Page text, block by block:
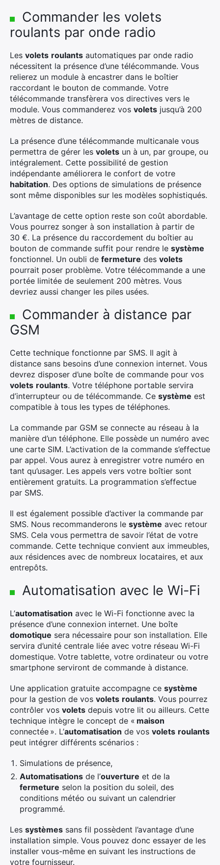
Commander les volets
roulants par onde radio
Les volets roulants automatiques par onde radio
nécessitent la présence d’une télécommande. Vous
relierez un module à encastrer dans le boîtier
raccordant le bouton de commande. Votre
télécommande transfèrera vos directives vers le
module. Vous commanderez vos volets jusqu’à 200
mètres de distance.
La présence d’une télécommande multicanale vous
permettra de gérer les volets un à un, par groupe, ou
intégralement. Cette possibilité de gestion
indépendante améliorera le confort de votre
habitation. Des options de simulations de présence
sont même disponibles sur les modèles sophistiqués.
L’avantage de cette option reste son coût abordable.
Vous pourrez songer à son installation à partir de
30 €. La présence du raccordement du boîtier au
bouton de commande suffit pour rendre le système
fonctionnel. Un oubli de fermeture des volets
pourrait poser problème. Votre télécommande a une
portée limitée de seulement 200 mètres. Vous
devriez aussi changer les piles usées.
Commander à distance par
GSM
Cette technique fonctionne par SMS. Il agit à
distance sans besoins d’une connexion internet. Vous
devrez disposer d’une boîte de commande pour vos
volets roulants. Votre téléphone portable servira
d’interrupteur ou de télécommande. Ce système est
compatible à tous les types de téléphones.
La commande par GSM se connecte au réseau à la
manière d’un téléphone. Elle possède un numéro avec
une carte SIM. L’activation de la commande s’effectue
par appel. Vous aurez à enregistrer votre numéro en
tant qu’usager. Les appels vers votre boîtier sont
entièrement gratuits. La programmation s’effectue
par SMS.
Il est également possible d’activer la commande par
SMS. Nous recommanderons le système avec retour
SMS. Cela vous permettra de savoir l’état de votre
commande. Cette technique convient aux immeubles,
aux résidences avec de nombreux locataires, et aux
entrepôts.
Automatisation avec le Wi-Fi
L’automatisation avec le Wi-Fi fonctionne avec la
présence d’une connexion internet. Une boîte
domotique sera nécessaire pour son installation. Elle
servira d’unité centrale liée avec votre réseau Wi-Fi
domestique. Votre tablette, votre ordinateur ou votre
smartphone serviront de commande à distance.
Une application gratuite accompagne ce système
pour la gestion de vos volets roulants. Vous pourrez
contrôler vos volets depuis votre lit ou ailleurs. Cette
technique intègre le concept de « maison
connectée ». L’automatisation de vos volets roulants
peut intégrer différents scénarios :
Simulations de présence,
Automatisations de l’ouverture et de la
fermeture selon la position du soleil, des
conditions météo ou suivant un calendrier
programmé.
Les systèmes sans fil possèdent l’avantage d’une
installation simple. Vous pouvez donc essayer de les
installer vous-même en suivant les instructions de
votre fournisseur.
Rechercher
: